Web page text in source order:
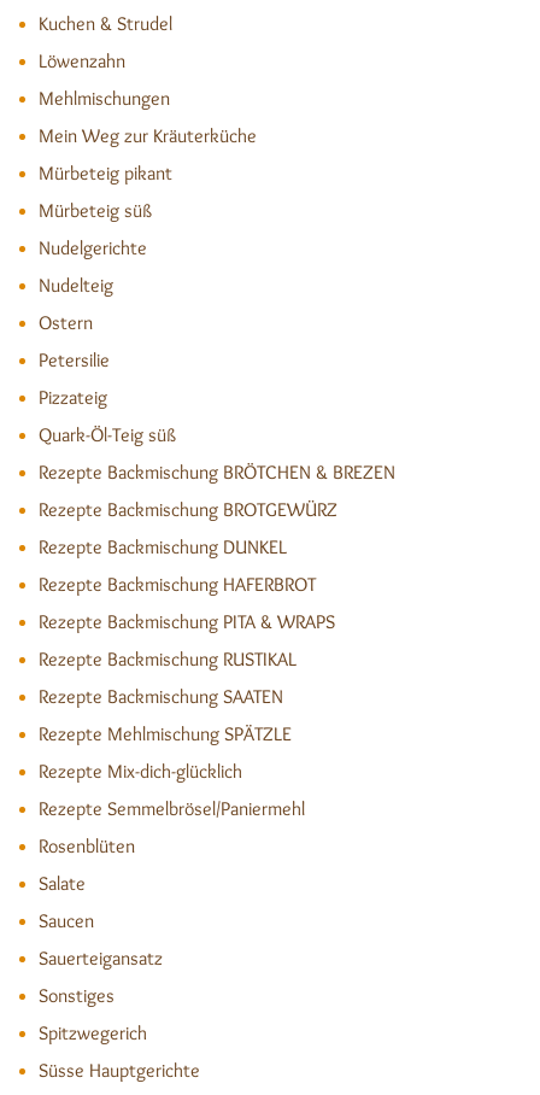
Kuchen & Strudel
Löwenzahn
Mehlmischungen
Mein Weg zur Kräuterküche
Mürbeteig pikant
Mürbeteig süß
Nudelgerichte
Nudelteig
Ostern
Petersilie
Pizzateig
Quark-Öl-Teig süß
Rezepte Backmischung BRÖTCHEN & BREZEN
Rezepte Backmischung BROTGEWÜRZ
Rezepte Backmischung DUNKEL
Rezepte Backmischung HAFERBROT
Rezepte Backmischung PITA & WRAPS
Rezepte Backmischung RUSTIKAL
Rezepte Backmischung SAATEN
Rezepte Mehlmischung SPÄTZLE
Rezepte Mix-dich-glücklich
Rezepte Semmelbrösel/Paniermehl
Rosenblüten
Salate
Saucen
Sauerteigansatz
Sonstiges
Spitzwegerich
Süsse Hauptgerichte